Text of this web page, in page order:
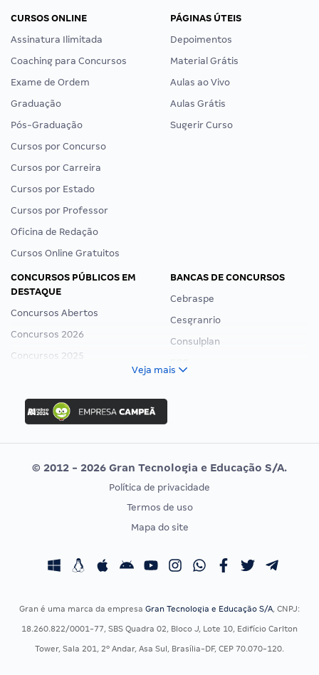
CURSOS ONLINE
Assinatura Ilimitada
Coaching para Concursos
Exame de Ordem
Graduação
Pós-Graduação
Cursos por Concurso
Cursos por Carreira
Cursos por Estado
Cursos por Professor
Oficina de Redação
Cursos Online Gratuitos
PÁGINAS ÚTEIS
Depoimentos
Material Grátis
Aulas ao Vivo
Aulas Grátis
Sugerir Curso
CONCURSOS PÚBLICOS EM
DESTAQUE
Concursos Abertos
Concursos 2026
Concursos 2025
Concurso Ibama
Concurso MPU
Editais publicados
BANCAS DE CONCURSOS
Cebraspe
Cesgranrio
Consulplan
Vunesp
CONCURSOS POR PROFISSÃO
Concursos Fiscais
Concursos Saúde
EXAME DE ORDEM
Calendário OAB
Veja mais
© 2012 - 2026 Gran Tecnologia e Educação S/A.
Política de privacidade
Termos de uso
Mapa do site
Gran é uma marca da empresa Gran Tecnologia e Educação S/A, CNPJ:
18.260.822/0001-77, SBS Quadra 02, Bloco J, Lote 10, Edifício Carlton
Tower, Sala 201, 2º Andar, Asa Sul, Brasília-DF, CEP 70.070-120.